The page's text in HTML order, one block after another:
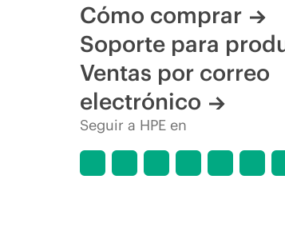
Cómo comprar
Soporte para
Ventas por correo
electrónico
Seguir a HPE en